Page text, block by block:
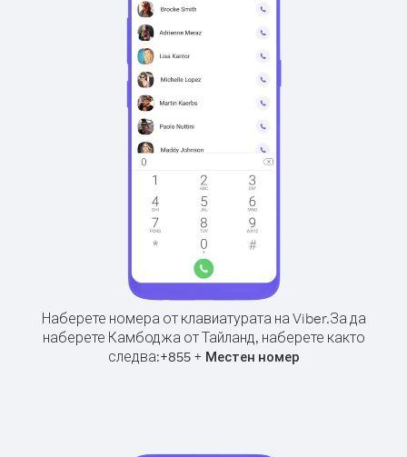
Наберете номера от клавиатурата на Viber.За да
наберете Камбоджа от Тайланд, наберете както
следва:+855+ Местен номер